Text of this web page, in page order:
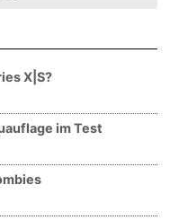
X|S?
im Test